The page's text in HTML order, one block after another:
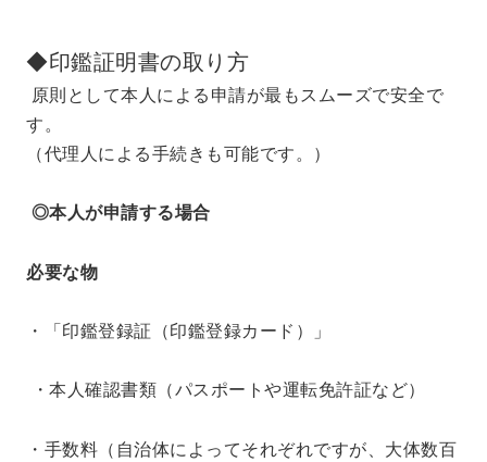
◆印鑑証明書の取り方
原則として本人による申請が最もスムーズで安全で
す。
（代理人による手続きも可能です。）
◎本人が申請する場合
必要な物
・「印鑑登録証（印鑑登録カード）」
・本人確認書類（パスポートや運転免許証など）
・手数料（自治体によってそれぞれですが、大体数百